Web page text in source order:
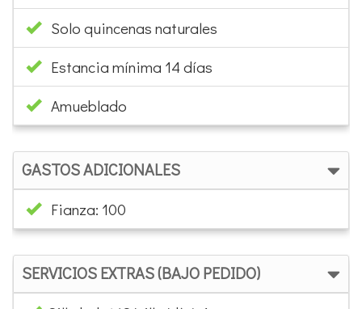
Solo quincenas naturales
Estancia mínima 14 días
Amueblado
GASTOS ADICIONALES
Fianza: 100
SERVICIOS EXTRAS (BAJO PEDIDO)